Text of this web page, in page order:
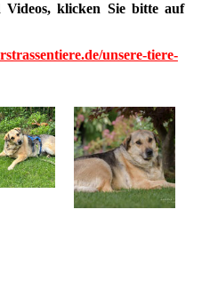
klicken Sie bitte auf
unsere-tiere-